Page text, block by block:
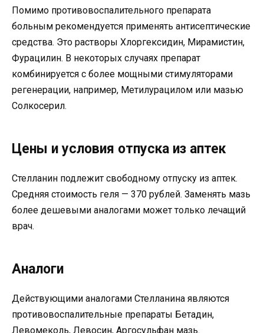
Помимо противовоспалительного препарата
больным рекомендуется применять антисептические
средства. Это растворы Хлоргексидин, Мирамистин,
Фурацилин. В некоторых случаях препарат
комбинируется с более мощными стимуляторами
регенерации, например, Метилурацилом или мазью
Солкосерил.
Цены и условия отпуска из аптек
Стелланин подлежит свободному отпуску из аптек.
Средняя стоимость геля — 370 рублей. Заменять мазь
более дешевыми аналогами может только лечащий
врач.
Аналоги
Действующими аналогами Стелланина являются
противовоспалительные препараты Бетадин,
Левомеколь, Левосин, Аргосульфан мазь.